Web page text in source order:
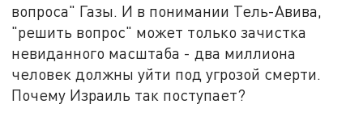
вопроса" Газы. И в понимании Тель-Авива,
"решить вопрос" может только зачистка
невиданного масштаба - два миллиона
человек должны уйти под угрозой смерти.
Почему Израиль так поступает?